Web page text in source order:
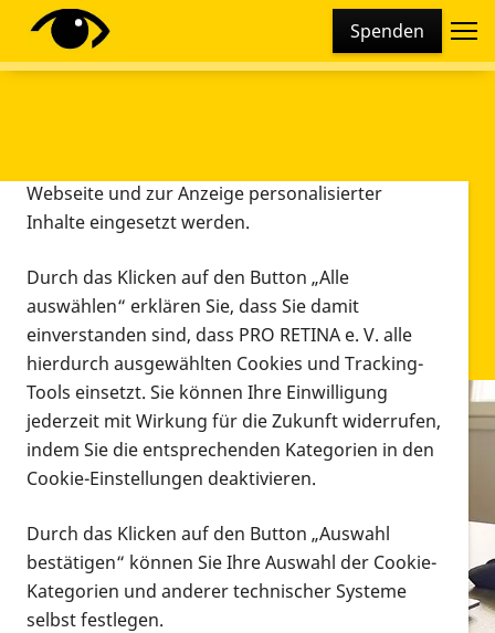
Spenden
Infomaterial
Infomaterial
Vorlesen
Alle Infomaterialien in verschiedenen
Formaten an einem Ort
Diese Webseite setzt verschiedene Cookies und
Tracking-Tools ein. Dies beinhaltet Cookies und
Webseite und zur Anzeige personalisierter
Inhalte eingesetzt werden.
Durch das Klicken auf den Button „Alle
auswählen“ erklären Sie, dass Sie damit
einverstanden sind, dass PRO RETINA e. V. alle
hierdurch ausgewählten Cookies und Tracking-
Tools einsetzt. Sie können Ihre Einwilligung
jederzeit mit Wirkung für die Zukunft widerrufen,
indem Sie die entsprechenden Kategorien in den
Cookie-Einstellungen deaktivieren.
Durch das Klicken auf den Button „Auswahl
bestätigen“ können Sie Ihre Auswahl der Cookie-
Kategorien und anderer technischer Systeme
selbst festlegen.